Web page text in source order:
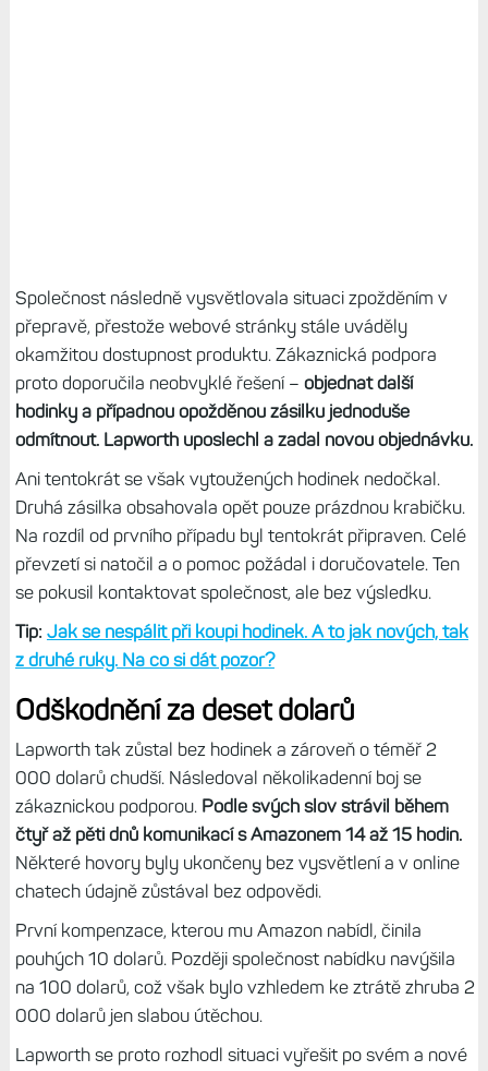
Společnost následně vysvětlovala situaci zpožděním v
přepravě, přestože webové stránky stále uváděly
okamžitou dostupnost produktu. Zákaznická podpora
proto doporučila neobvyklé řešení – objednat další
hodinky a případnou opožděnou zásilku jednoduše
odmítnout. Lapworth uposlechl a zadal novou objednávku.
Ani tentokrát se však vytoužených hodinek nedočkal.
Druhá zásilka obsahovala opět pouze prázdnou krabičku.
Na rozdíl od prvního případu byl tentokrát připraven. Celé
převzetí si natočil a o pomoc požádal i doručovatele. Ten
se pokusil kontaktovat společnost, ale bez výsledku.
Tip: Jak se nespálit při koupi hodinek. A to jak nových, tak
z druhé ruky. Na co si dát pozor?
Odškodnění za deset dolarů
Lapworth tak zůstal bez hodinek a zároveň o téměř 2
000 dolarů chudší. Následoval několikadenní boj se
zákaznickou podporou. Podle svých slov strávil během
čtyř až pěti dnů komunikací s Amazonem 14 až 15 hodin.
Některé hovory byly ukončeny bez vysvětlení a v online
chatech údajně zůstával bez odpovědi.
První kompenzace, kterou mu Amazon nabídl, činila
pouhých 10 dolarů. Později společnost nabídku navýšila
na 100 dolarů, což však bylo vzhledem ke ztrátě zhruba 2
000 dolarů jen slabou útěchou.
Lapworth se proto rozhodl situaci vyřešit po svém a nové